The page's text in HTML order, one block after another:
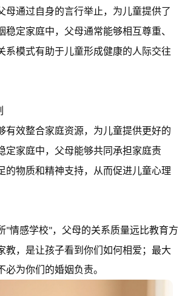
母通过自身的言行举止，为儿童提供了
稳定家庭中，父母通常能够相互尊重、
系模式有助于儿童形成健康的人际交往
有效整合家庭资源，为儿童提供更好的
定家庭中，父母能够共同承担家庭责
的物质和精神支持，从而促进儿童心理
"情感学校"，父母的关系质量远比教育方
教，是让孩子看到你们如何相爱；最大
必为你们的婚姻负责。